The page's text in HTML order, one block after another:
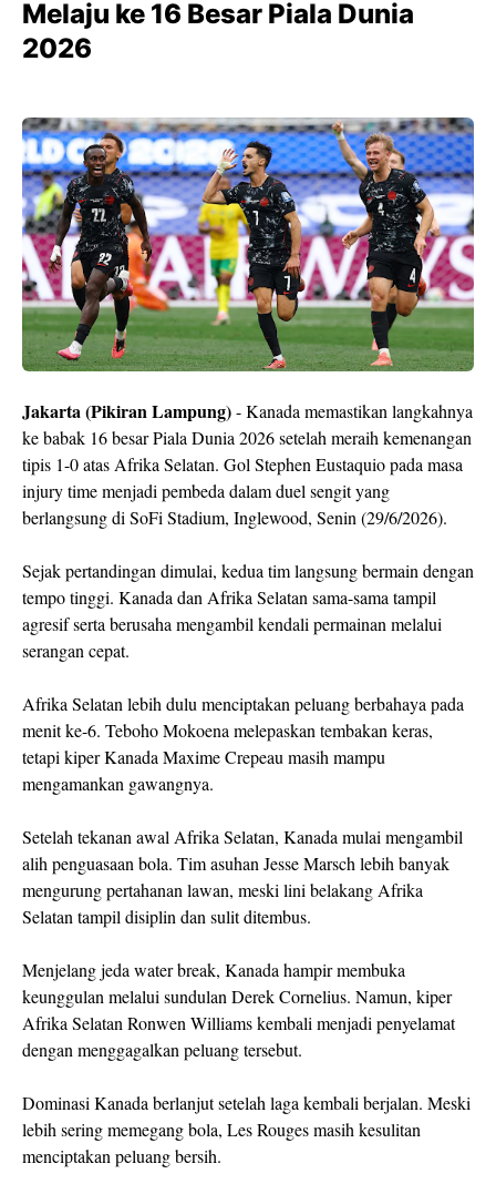
Melaju ke 16 Besar Piala Dunia
2026
Jakarta (Pikiran Lampung)- Kanada memastikan langkahnya
ke babak 16 besar Piala Dunia 2026 setelah meraih kemenangan
tipis 1-0 atas Afrika Selatan. Gol Stephen Eustaquio pada masa
injury time menjadi pembeda dalam duel sengit yang
berlangsung di SoFi Stadium, Inglewood, Senin (29/6/2026).
Sejak pertandingan dimulai, kedua tim langsung bermain dengan
tempo tinggi. Kanada dan Afrika Selatan sama-sama tampil
agresif serta berusaha mengambil kendali permainan melalui
serangan cepat.
Afrika Selatan lebih dulu menciptakan peluang berbahaya pada
menit ke-6. Teboho Mokoena melepaskan tembakan keras,
tetapi kiper Kanada Maxime Crepeau masih mampu
mengamankan gawangnya.
Setelah tekanan awal Afrika Selatan, Kanada mulai mengambil
alih penguasaan bola. Tim asuhan Jesse Marsch lebih banyak
mengurung pertahanan lawan, meski lini belakang Afrika
Selatan tampil disiplin dan sulit ditembus.
Menjelang jeda water break, Kanada hampir membuka
keunggulan melalui sundulan Derek Cornelius. Namun, kiper
Afrika Selatan Ronwen Williams kembali menjadi penyelamat
dengan menggagalkan peluang tersebut.
Dominasi Kanada berlanjut setelah laga kembali berjalan. Meski
lebih sering memegang bola, Les Rouges masih kesulitan
menciptakan peluang bersih.